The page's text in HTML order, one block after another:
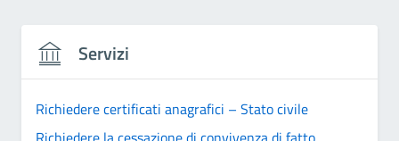
Servizi
Richiedere certificati anagrafici – Stato civile